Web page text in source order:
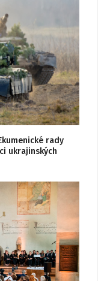
rady
ukrajinských